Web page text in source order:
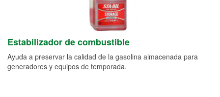
Estabilizador de combustible
Ayuda a preservar la calidad de la gasolina almacenada para
generadores y equipos de temporada.